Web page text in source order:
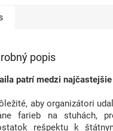
popis
patrí medzi
aby organizátori
farieb na stuhách,
rešpektu k